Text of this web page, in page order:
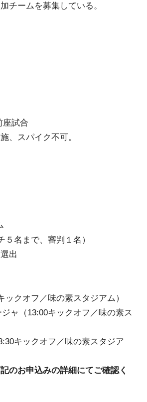
チームを募集している。
座試合
、スパイク不可。
名まで、審判１名）
出
クオフ／味の素スタジアム）
ャ（13:00キックオフ／味の素ス
キックオフ／味の素スタジア
のお申込みの詳細にてご確認く